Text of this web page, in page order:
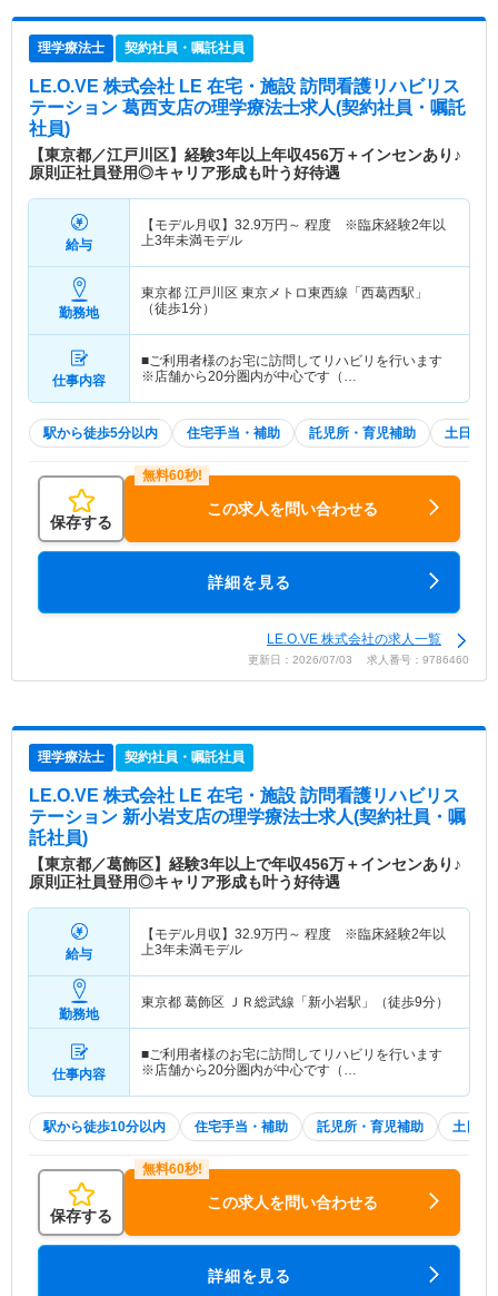
理学療法士 契約社員・嘱託社員
LE.O.VE 株式会社 LE 在宅・施設 訪問看護リハビリス
テーション 葛西支店の理学療法士求人(契約社員・嘱託
社員)
【東京都／江戸川区】経験3年以上年収456万＋インセンあり♪
原則正社員登用◎キャリア形成も叶う好待遇
給与
【モデル月収】 32.9万円～ 程度 ※臨床経験2年以
上3年未満モデル
勤務地
東京都 江戸川区 東京メトロ東西線「西葛西駅」
（徒歩1分）
仕事内容
■ご利用者様のお宅に訪問してリハビリを行います
※店舗から20分圏内が中心です（…
駅から徒歩5分以内 住宅手当・補助 託児所・育児補助 土日祝休
保存する
この求人を問い合わせる
詳細を見る
LE.O.VE 株式会社の求人一覧
更新日：2026/07/03 求人番号：9786460
理学療法士 契約社員・嘱託社員
LE.O.VE 株式会社 LE 在宅・施設 訪問看護リハビリス
テーション 新小岩支店の理学療法士求人(契約社員・嘱
託社員)
【東京都／葛飾区】経験3年以上で年収456万＋インセンあり♪
原則正社員登用◎キャリア形成も叶う好待遇
給与
【モデル月収】 32.9万円～ 程度 ※臨床経験2年以
上3年未満モデル
勤務地
東京都 葛飾区 ＪＲ総武線「新小岩駅」（徒歩9分）
仕事内容
■ご利用者様のお宅に訪問してリハビリを行います
※店舗から20分圏内が中心です（…
駅から徒歩10分以内 住宅手当・補助 託児所・育児補助 土日祝
保存する
この求人を問い合わせる
詳細を見る